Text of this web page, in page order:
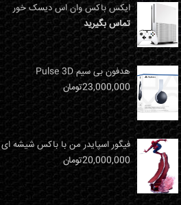
ایکس باکس وان اس دیسک خور
تماس بگیرید
هدفون بی سیم Pulse 3D
23,000,000تومان
فیگور اسپایدر من با باکس شیشه ای
20,000,000تومان